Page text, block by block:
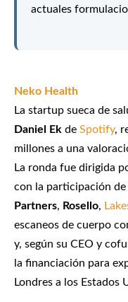
actuales
Neko Health
La startup sueca de
Daniel Ek de Spotify,
millones a una
La ronda fue dirigida
con la participación de
Partners, Rosello,
escaneos de cuerpo
y, según su CEO y
la financiación para
Londres a los Estados